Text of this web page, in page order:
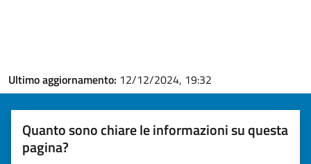
Ultimo aggiornamento: 12/12/2024, 19:32
Quanto sono chiare le informazioni su questa
pagina?